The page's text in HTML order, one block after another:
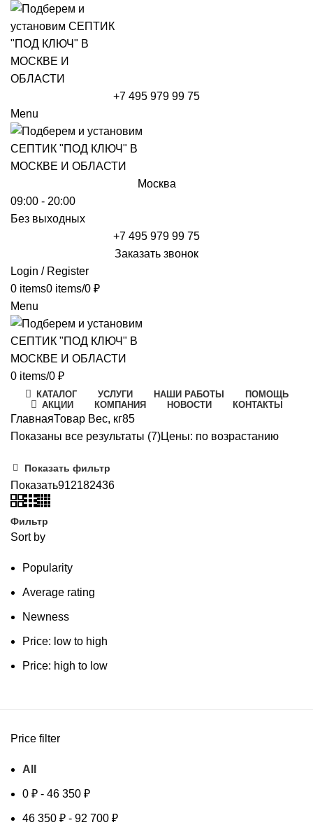
+7 495 979 99 75
Menu
Москва
09:00 - 20:00
Без выходных
+7 495 979 99 75
Заказать звонок
Login / Register
0 items0 items/0 ₽
Menu
0 items/0 ₽
КАТАЛОГ УСЛУГИ НАШИ РАБОТЫ
ПОМОЩЬ
АКЦИИ
КОМПАНИЯ НОВОСТИ КОНТАКТЫ
ГлавнаяТовар Вес, кг85
Показаны все результаты (7)Цены: по возрастанию
Показать фильтр
Показать912182436
Фильтр
Sort by
Popularity
Average rating
Newness
Price: low to high
Price: high to low
Price filter
All
0 ₽ - 46 350 ₽
46 350 ₽ - 92 700 ₽